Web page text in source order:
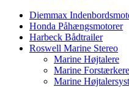
Diemmax
Honda Påhængsmotorer
Harbeck Bådtrailer
Roswell Marine Stereo
Marine Højtalere
Marine Forstærkere
Marine